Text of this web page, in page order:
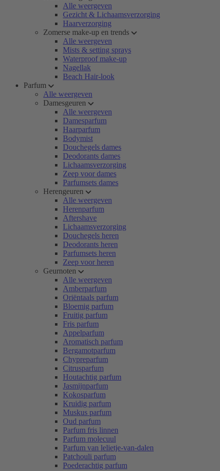
Alle weergeven
Gezicht & Lichaamsverzorging
Haarverzorging
Zomerse make-up en trends
Alle weergeven
Mists & setting sprays
Waterproof make-up
Nagellak
Beach Hair-look
Parfum
Alle weergeven
Damesgeuren
Alle weergeven
Damesparfum
Haarparfum
Bodymist
Douchegels dames
Deodorants dames
Lichaamsverzorging
Zeep voor dames
Parfumsets dames
Herengeuren
Alle weergeven
Herenparfum
Aftershave
Lichaamsverzorging
Douchegels heren
Deodorants heren
Parfumsets heren
Zeep voor heren
Geurnoten
Alle weergeven
Amberparfum
Oriëntaals parfum
Bloemig parfum
Fruitig parfum
Fris parfum
Appelparfum
Aromatisch parfum
Bergamotparfum
Chypreparfum
Citrusparfum
Houtachtig parfum
Jasmijnparfum
Kokosparfum
Kruidig parfum
Muskus parfum
Oud parfum
Parfum fris linnen
Parfum molecuul
Parfum van lelietje-van-dalen
Patchouli parfum
Poederachtig parfum